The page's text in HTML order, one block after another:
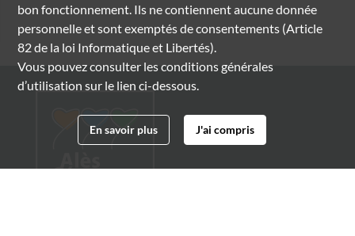
bon fonctionnement. Ils ne contiennent aucune donnée
personnelle et sont exemptés de consentements (Article
82 de la loi Informatique et Libertés).
Vous pouvez consulter les conditions générales
d’utilisation sur le lien ci-dessous.
En savoir plus J'ai compris